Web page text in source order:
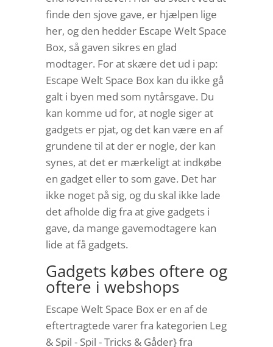
finde den sjove gave, er hjælpen lige
her, og den hedder Escape Welt Space
Box, så gaven sikres en glad
modtager. For at skære det ud i pap:
Escape Welt Space Box kan du ikke gå
galt i byen med som nytårsgave. Du
kan komme ud for, at nogle siger at
gadgets er pjat, og det kan være en af
grundene til at der er nogle, der kan
synes, at det er mærkeligt at indkøbe
en gadget eller to som gave. Det har
ikke noget på sig, og du skal ikke lade
det afholde dig fra at give gadgets i
gave, da mange gavemodtagere kan
lide at få gadgets.
Gadgets købes oftere og
oftere i webshops
Escape Welt Space Box er en af de
eftertragtede varer fra kategorien Leg
& Spil - Spil - Tricks & Gåder} fra